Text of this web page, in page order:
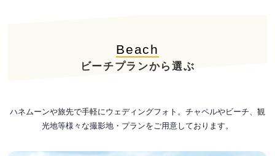
Beach
ビーチプランから選ぶ
ハネムーンや旅先で手軽にウェディングフォト。チャペルやビーチ、観
光地等様々な撮影地・プランをご用意しております。